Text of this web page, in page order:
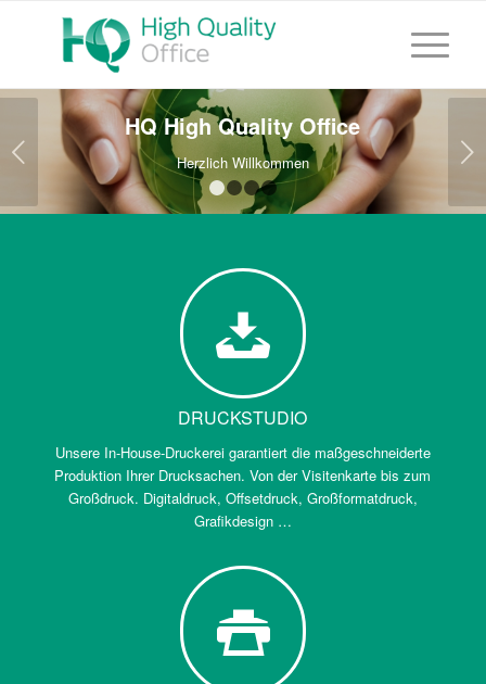
HQ High Quality Office
Herzlich Willkommen Weiter
1 2 3 4
DRUCKSTUDIO
Unsere In-House-Druckerei garantiert die maßgeschneiderte
Produktion Ihrer Drucksachen. Von der Visitenkarte bis zum
Großdruck. Digitaldruck, Offsetdruck, Großformatdruck,
Grafikdesign …